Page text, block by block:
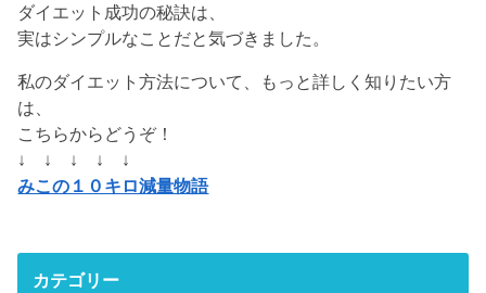
ダイエット成功の秘訣は、
実はシンプルなことだと気づきました。
私のダイエット方法について、もっと詳しく知りたい方
は、
こちらからどうぞ！
↓ ↓ ↓ ↓ ↓
みこの１０キロ減量物語
カテゴリー